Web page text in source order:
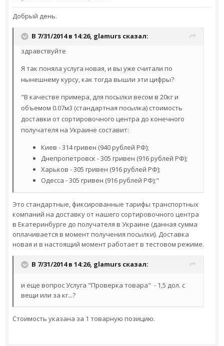
Добрый день.
В 7/31/2014 в 14:26, glamurs сказал:
здравствуйте
Я так поняла услуга новая, и вы уже считали по
нынешнему курсу, как тогда вышли эти цифры?
"В качестве примера, для посылки весом в 20кг и
объемом 0.07м3 (стандартная посылка) стоимость
доставки от сортировочного центра до конечного
получателя на Украине составит:
Киев - 314 гривен (940 рублей РФ);
Днепропетровск - 305 гривен (916 рублей РФ);
Харьков - 305 гривен (916 рублей РФ);
Одесса - 305 гривен (916 рублей РФ);"
Э­то стандартные, фиксированные тарифы транспортных
компаний на доставку от нашего сортировочного центра
в Екатеринбурге до получателя в Украине (данная сумма
оплачивается в момент получения посылки). Доставка
новая и в настоящий момент работает в тестовом режиме.
В 7/31/2014 в 14:26, glamurs сказал:
и еще вопрос Услуга "Проверка товара" - 1,5 дол. с
вещи или за кг...?
Стоимость указана за 1 товарную позицию.